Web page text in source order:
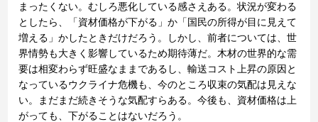
まったくない。むしろ悪化している感さえある。状況が変わる
としたら、「資材価格が下がる」か「国民の所得が目に見えて
増える」かしたときだけだろう。しかし、前者については、世
界情勢も大きく影響しているため期待薄だ。木材の世界的な需
要は相変わらず旺盛なままであるし、輸送コスト上昇の原因と
なっているウクライナ危機も、今のところ収束の気配は見えな
い。まだまだ続きそうな気配すらある。今後も、資材価格は上
がっても、下がることはないだろう。